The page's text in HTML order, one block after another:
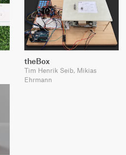
theBox
Tim Henrik Seib, Mikias
Ehrmann